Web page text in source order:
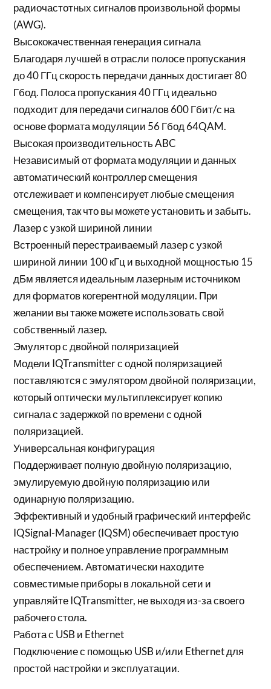
радиочастотных сигналов произвольной формы
(AWG).
Высококачественная генерация сигнала
Благодаря лучшей в отрасли полосе пропускания
до 40 ГГц скорость передачи данных достигает 80
Гбод. Полоса пропускания 40 ГГц идеально
подходит для передачи сигналов 600 Гбит/с на
основе формата модуляции 56 Гбод 64QAM.
Высокая производительность ABC
Независимый от формата модуляции и данных
автоматический контроллер смещения
отслеживает и компенсирует любые смещения
смещения, так что вы можете установить и забыть.
Лазер с узкой шириной линии
Встроенный перестраиваемый лазер с узкой
шириной линии 100 кГц и выходной мощностью 15
дБм является идеальным лазерным источником
для форматов когерентной модуляции. При
желании вы также можете использовать свой
собственный лазер.
Эмулятор с двойной поляризацией
Модели IQTransmitter с одной поляризацией
поставляются с эмулятором двойной поляризации,
который оптически мультиплексирует копию
сигнала с задержкой по времени с одной
поляризацией.
Универсальная конфигурация
Поддерживает полную двойную поляризацию,
эмулируемую двойную поляризацию или
одинарную поляризацию.
Эффективный и удобный графический интерфейс
IQSignal-Manager (IQSM) обеспечивает простую
настройку и полное управление программным
обеспечением. Автоматически находите
совместимые приборы в локальной сети и
управляйте IQTransmitter, не выходя из-за своего
рабочего стола.
Работа с USB и Ethernet
Подключение с помощью USB и/или Ethernet для
простой настройки и эксплуатации.